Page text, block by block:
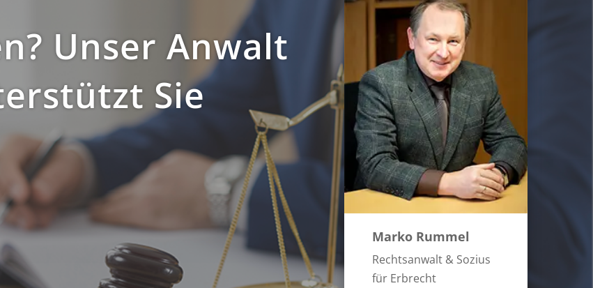
Unser Anwalt
Sie
Marko Rummel
Rechtsanwalt & Sozius
für Erbrecht